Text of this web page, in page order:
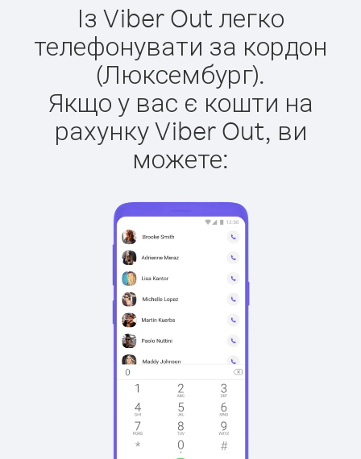
Із Viber Out легко
телефонувати за кордон
(Люксембург).
Якщо у вас є кошти на
рахунку Viber Out, ви
можете: